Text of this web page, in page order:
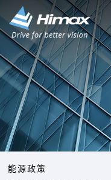
能源政策